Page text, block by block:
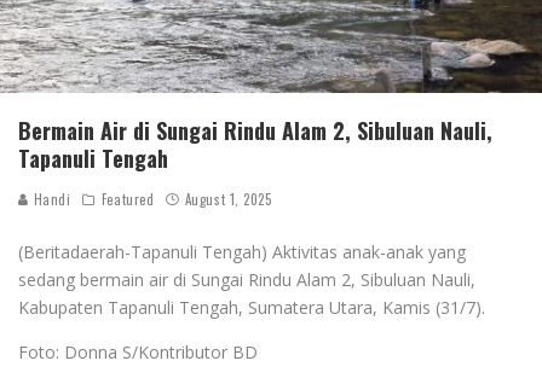
Bermain Air di Sungai Rindu Alam 2, Sibuluan Nauli,
Tapanuli Tengah
Handi Featured August 1, 2025
(Beritadaerah-Tapanuli Tengah) Aktivitas anak-anak yang
sedang bermain air di Sungai Rindu Alam 2, Sibuluan Nauli,
Kabupaten Tapanuli Tengah, Sumatera Utara, Kamis (31/7).
Foto: Donna S/Kontributor BD